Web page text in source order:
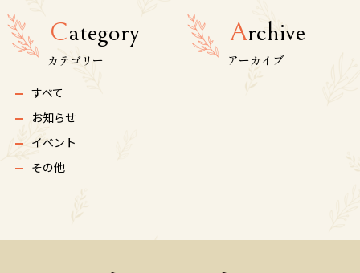
Category
カテゴリー
すべて
お知らせ
イベント
その他
Archive
アーカイブ